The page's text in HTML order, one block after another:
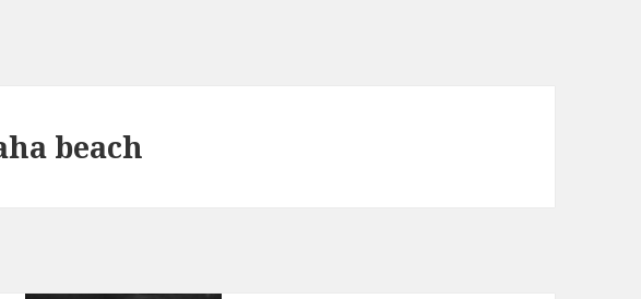
beach